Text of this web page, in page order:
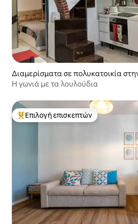
Διαμερίσματα σε πολυκατοικία
γκέρο
Η γωνιά με τα λουλούδια
Κορυφαία επιλογή επισκεπτών
Επιλογή επισκεπτών